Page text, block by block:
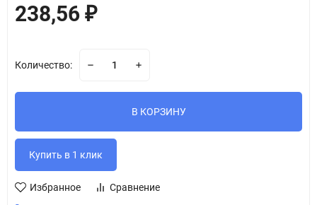
238,56 ₽
Количество:
В КОРЗИНУ
Избранное Сравнение